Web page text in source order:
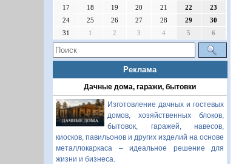
17
18 19 20 21 22
23
24
25 26 27 28 29
30
31
1 2 3 4 5 6
Реклама
Дачные дома, гаражи, бытовки
Изготовление дачных и гостевых
домов, хозяйственных блоков,
бытовок, гаражей, навесов,
киосков, павильонов и других изделий на основе
металлокаркаса – идеальное решение для
жизни и бизнеса.